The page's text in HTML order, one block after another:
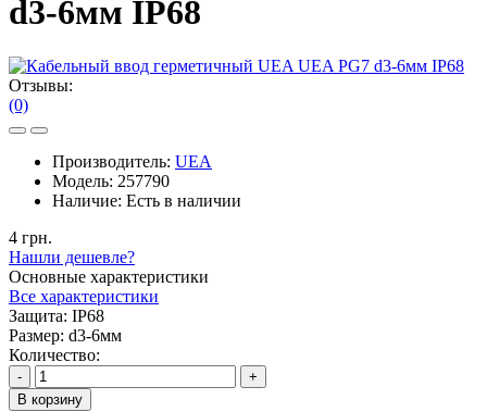
d3-6мм IP68
Отзывы:
(0)
Производитель: UEA
Модель: 257790
Наличие: Есть в наличии
4 грн.
Нашли дешевле?
Основные характеристики
Все характеристики
Защита: IP68
Размер: d3-6мм
Количество:
-
+
В корзину